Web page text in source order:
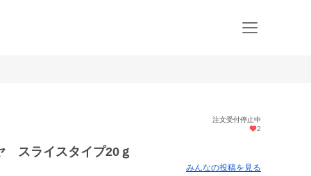
注文受付停止中
2
スライスタイプ20ｇ
みんなの投稿を見る